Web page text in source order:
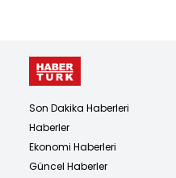
Son Dakika Haberleri
Haberler
Ekonomi Haberleri
Güncel Haberler